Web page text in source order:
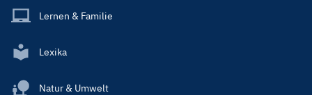
Lernen & Familie
Lexika
Natur & Umwelt